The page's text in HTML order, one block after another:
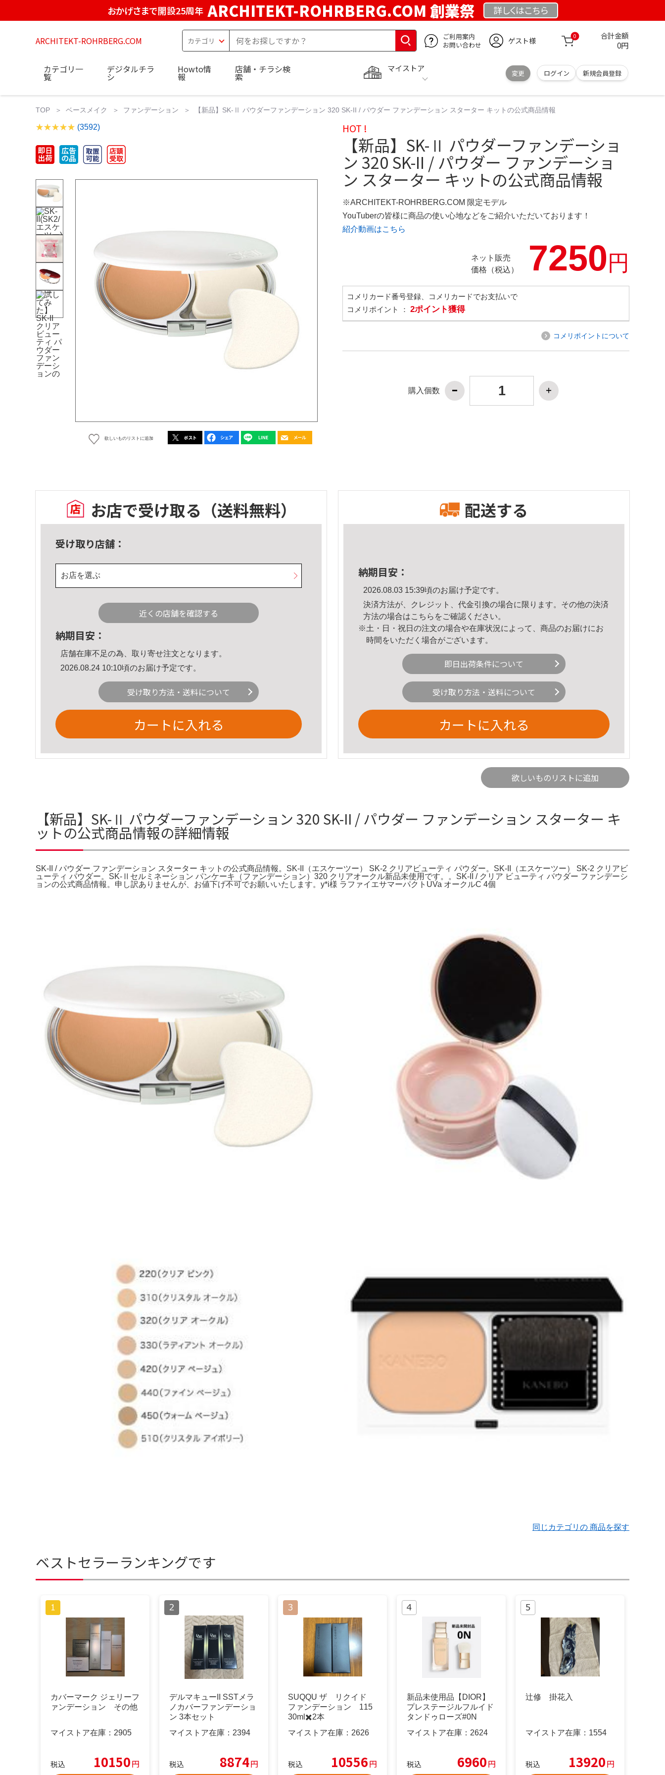
おかげさまで開設25周年 ARCHITEKT-ROHRBERG.COM 創業祭 詳しくはこちら
ARCHITEKT-ROHRBERG.COM
ご利用案内
お問い合わせ
ゲスト様 0 合計金額
0円
マイストア
変更 ログイン 新規会員登録
カテゴリ一
覧
デジタルチラ
シ
Howto情
報
店舗・チラシ検
索
TOP ベースメイク ファンデーション 【新品】SK-Ⅱ パウダーファンデーション 320 SK-II / パウダー ファンデーション スターター キットの公式商品情報
(3592)
欲しいものリストに追加
HOT !
【新品】SK-Ⅱ パウダーファンデーショ
ン 320 SK-II / パウダー ファンデーショ
ン スターター キットの公式商品情報
※ARCHITEKT-ROHRBERG.COM 限定モデル
YouTuberの皆様に商品の使い心地などをご紹介いただいております！
紹介動画はこちら
ネット販売
価格（税込）
7250円
コメリカード番号登録、コメリカードでお支払いで
コメリポイント ： 2ポイント獲得
コメリポイントについて
購入個数
お店で受け取る （送料無料）
受け取り店舗：
お店を選ぶ
近くの店舗を確認する
納期目安：
店舗在庫不足の為、取り寄せ注文となります。
2026.08.24 10:10頃のお届け予定です。
受け取り方法・送料について
カートに入れる
配送する
納期目安：
2026.08.03 15:39頃のお届け予定です。
決済方法が、クレジット、代金引換の場合に限ります。その他の決済
方法の場合はこちら をご確認ください。
※土・日・祝日の注文の場合や在庫状況によって、商品のお届けにお
時間をいただく場合がございます。
即日出荷条件について
受け取り方法・送料について
カートに入れる
欲しいものリストに追加
【新品】SK-Ⅱ パウダーファンデーション 320 SK-II / パウダー ファンデーション スターター キ
ットの公式商品情報の詳細情報
SK-II / パウダー ファンデーション スターター キットの公式商品情報。SK-II（エスケーツー） SK-2 クリアビューティ パウダー。SK-II（エスケーツー） SK-2 クリアビ
ューティ パウダー。SK-Ⅱセルミネーション パンケーキ（ファンデーション）320 クリアオークル新品未使用です。。SK-II / クリア ビューティ パウダー ファンデーシ
ョンの公式商品情報。申し訳ありませんが、お値下げ不可でお願いいたします。y*i様 ラファイエサマーパクトUVa オークルC 4個
同じカテゴリの 商品を探す
ベストセラーランキングです
カバーマーク ジェリーフ
ァンデーション その他
マイストア在庫： 2905
税込 10150円
デルマキューII SSTメラ
ノカバーファンデーショ
ン 3本セット
マイストア在庫： 2394
税込 8874円
SUQQU ザ リクイド
ファンデーション 115
30ml✖️2本
マイストア在庫： 2626
税込 10556円
新品未使用品【DIOR】
プレステージルフルイド
タンドゥローズ#0N
マイストア在庫： 2624
税込 6960円
辻修 掛花入
マイストア在庫： 1554
税込 13920円